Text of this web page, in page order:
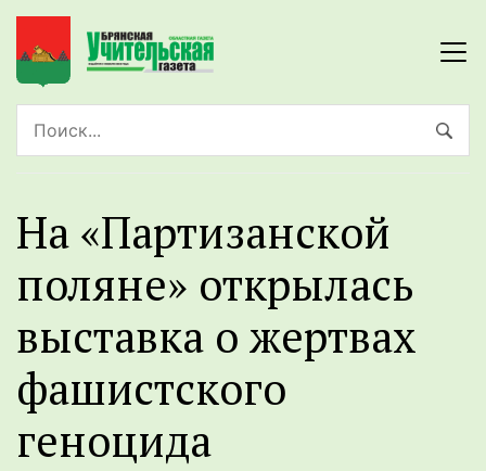
На «Партизанской
поляне» открылась
выставка о жертвах
фашистского
геноцида